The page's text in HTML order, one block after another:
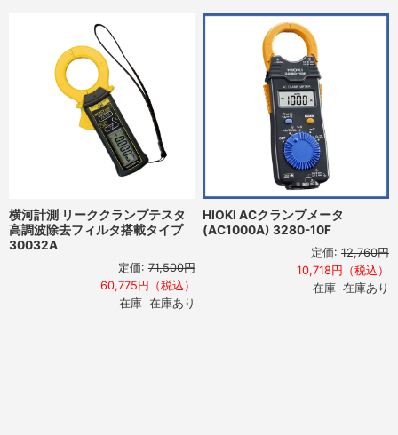
横河計測 リーククランプテスタ
高調波除去フィルタ搭載タイプ
30032A
定価: 71,500円
60,775円（税込）
在庫 在庫あり
HIOKI ACクランプメータ
(AC1000A) 3280-10F
定価: 12,760円
10,718円（税込）
在庫 在庫あり